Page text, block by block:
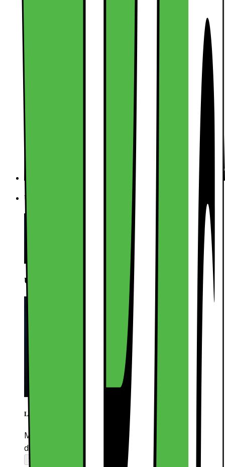
Usikker på hva du skal velge? Direkte hjelp fra butikk
Usikker på hva du skal velge? Direkte hjelp fra butikk
LiveShopping
Med Live Shopping får du eksperthjelp til å finne
det rette produktet, direkte fra våre ansatte
Sjekker åpningstider...